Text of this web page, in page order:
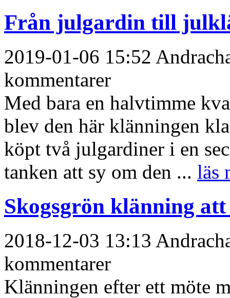
Från julgardin till
2019-01-06 15:52
kommentarer
Med bara en halvtimme
blev den här klänningen
köpt två julgardiner i en
tanken att sy om den ... läs
Skogsgrön klänning
2018-12-03 13:13
kommentarer
Klänningen efter ett möte